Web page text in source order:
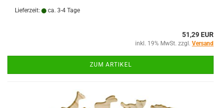
Lieferzeit: ca. 3-4 Tage
51,29 EUR
inkl. 19% MwSt. zzgl. Versand
ZUM ARTIKEL